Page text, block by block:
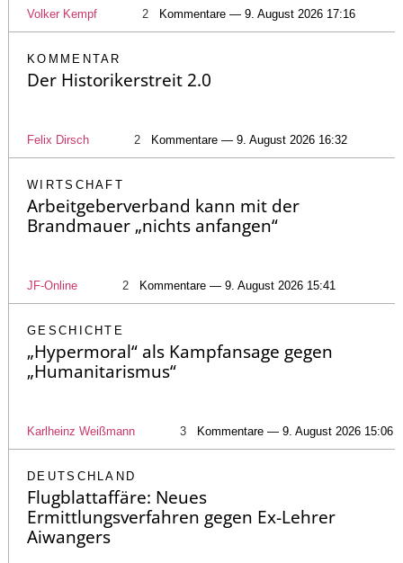
Volker Kempf 2 Kommentare — 9. August 2026 17:16
KOMMENTAR
Der Historikerstreit 2.0
Felix Dirsch 2 Kommentare — 9. August 2026 16:32
WIRTSCHAFT
Arbeitgeberverband kann mit der
Brandmauer „nichts anfangen“
JF-Online 2 Kommentare — 9. August 2026 15:41
GESCHICHTE
„Hypermoral“ als Kampfansage gegen
„Humanitarismus“
Karlheinz Weißmann 3 Kommentare — 9. August 2026 15:06
DEUTSCHLAND
Flugblattaffäre: Neues
Ermittlungsverfahren gegen Ex-Lehrer
Aiwangers